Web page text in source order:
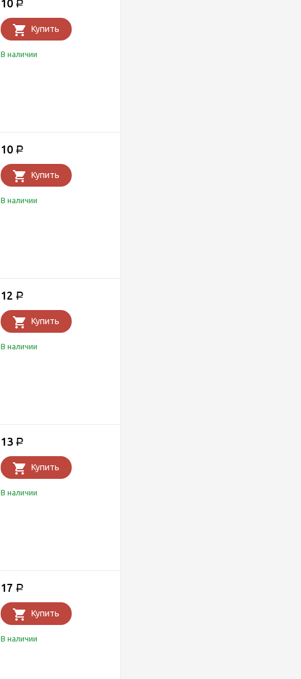
10 Р
Купить
В наличии
10 Р
Купить
В наличии
12 Р
Купить
В наличии
13 Р
Купить
В наличии
17 Р
Купить
В наличии